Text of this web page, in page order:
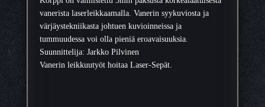
vanerista laserleikkaamalla. Vanerin syykuviosta ja
värjäystekniikasta johtuen kuvioinneissa ja
tummuudessa voi olla pieniä eroavaisuuksia.
Suunnittelija: Jarkko Pilvinen
Vanerin leikkuutyöt hoitaa Laser-Sepät.